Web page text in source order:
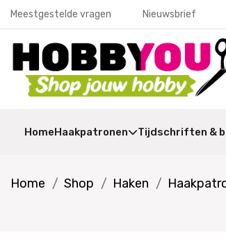
Meestgestelde vragen Nieuwsbrief
HomeHaakpatronen Tijdschriften &
Home Shop Haken